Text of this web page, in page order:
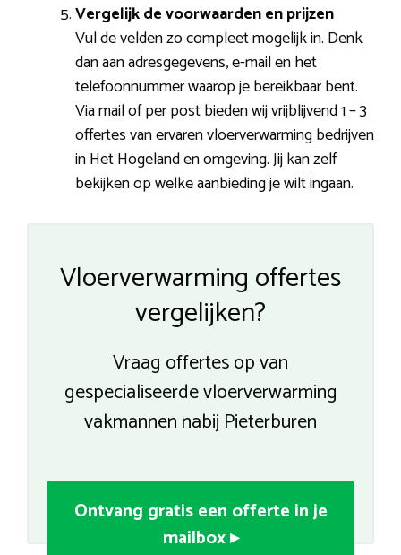
Vergelijk de voorwaarden en prijzen
Vul de velden zo compleet mogelijk in. Denk
dan aan adresgegevens, e-mail en het
telefoonnummer waarop je bereikbaar bent.
Via mail of per post bieden wij vrijblijvend 1 – 3
offertes van ervaren vloerverwarming bedrijven
in Het Hogeland en omgeving. Jij kan zelf
bekijken op welke aanbieding je wilt ingaan.
Vloerverwarming offertes
vergelijken?
Vraag offertes op van
gespecialiseerde vloerverwarming
vakmannen nabij Pieterburen
Ontvang gratis een offerte in je
mailbox ▸